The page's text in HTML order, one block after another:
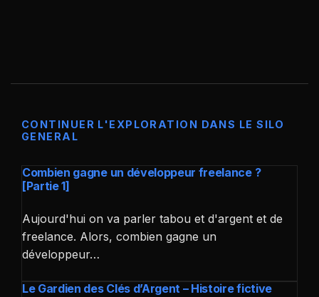
CONTINUER L'EXPLORATION DANS LE SILO
GENERAL
Combien gagne un développeur freelance ?
[Partie 1]
Aujourd'hui on va parler tabou et d'argent et de
freelance. Alors, combien gagne un
développeur…
Le Gardien des Clés d’Argent – Histoire fictive